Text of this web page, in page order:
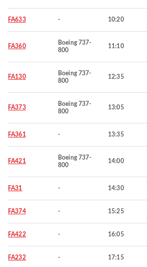
FA633 - 10:20
FA360
Boeing 737-
800
11:10
FA130
Boeing 737-
800
12:35
FA373
Boeing 737-
800
13:05
FA361 - 13:35
FA421
Boeing 737-
800
14:00
FA31 - 14:30
FA374 - 15:25
FA422 - 16:05
FA232 - 17:15